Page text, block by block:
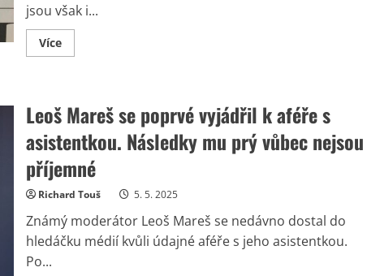
jsou však i...
VíceRead
more
Šebrleho
zdědila
lásku
ke
sportu.
Již
roky
však
bojuje
s
vážnou
nemocí
Leoš Mareš se poprvé vyjádřil k aféře s
asistentkou. Následky mu prý vůbec nejsou
příjemné
Richard Touš 5. 5. 2025
Známý moderátor Leoš Mareš se nedávno dostal do
hledáčku médií kvůli údajné aféře s jeho asistentkou.
Po...